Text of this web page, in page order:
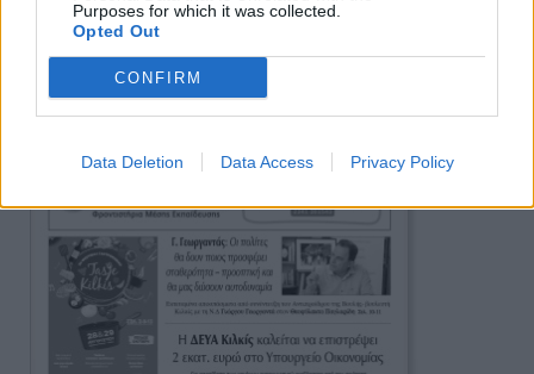
Purposes for which it was collected.
Opted Out
CONFIRM
Data Deletion Data Access Privacy Policy
Ειδήσεις